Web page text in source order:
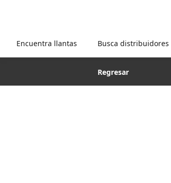
Encuentra llantas Busca distribuidores
Regresar